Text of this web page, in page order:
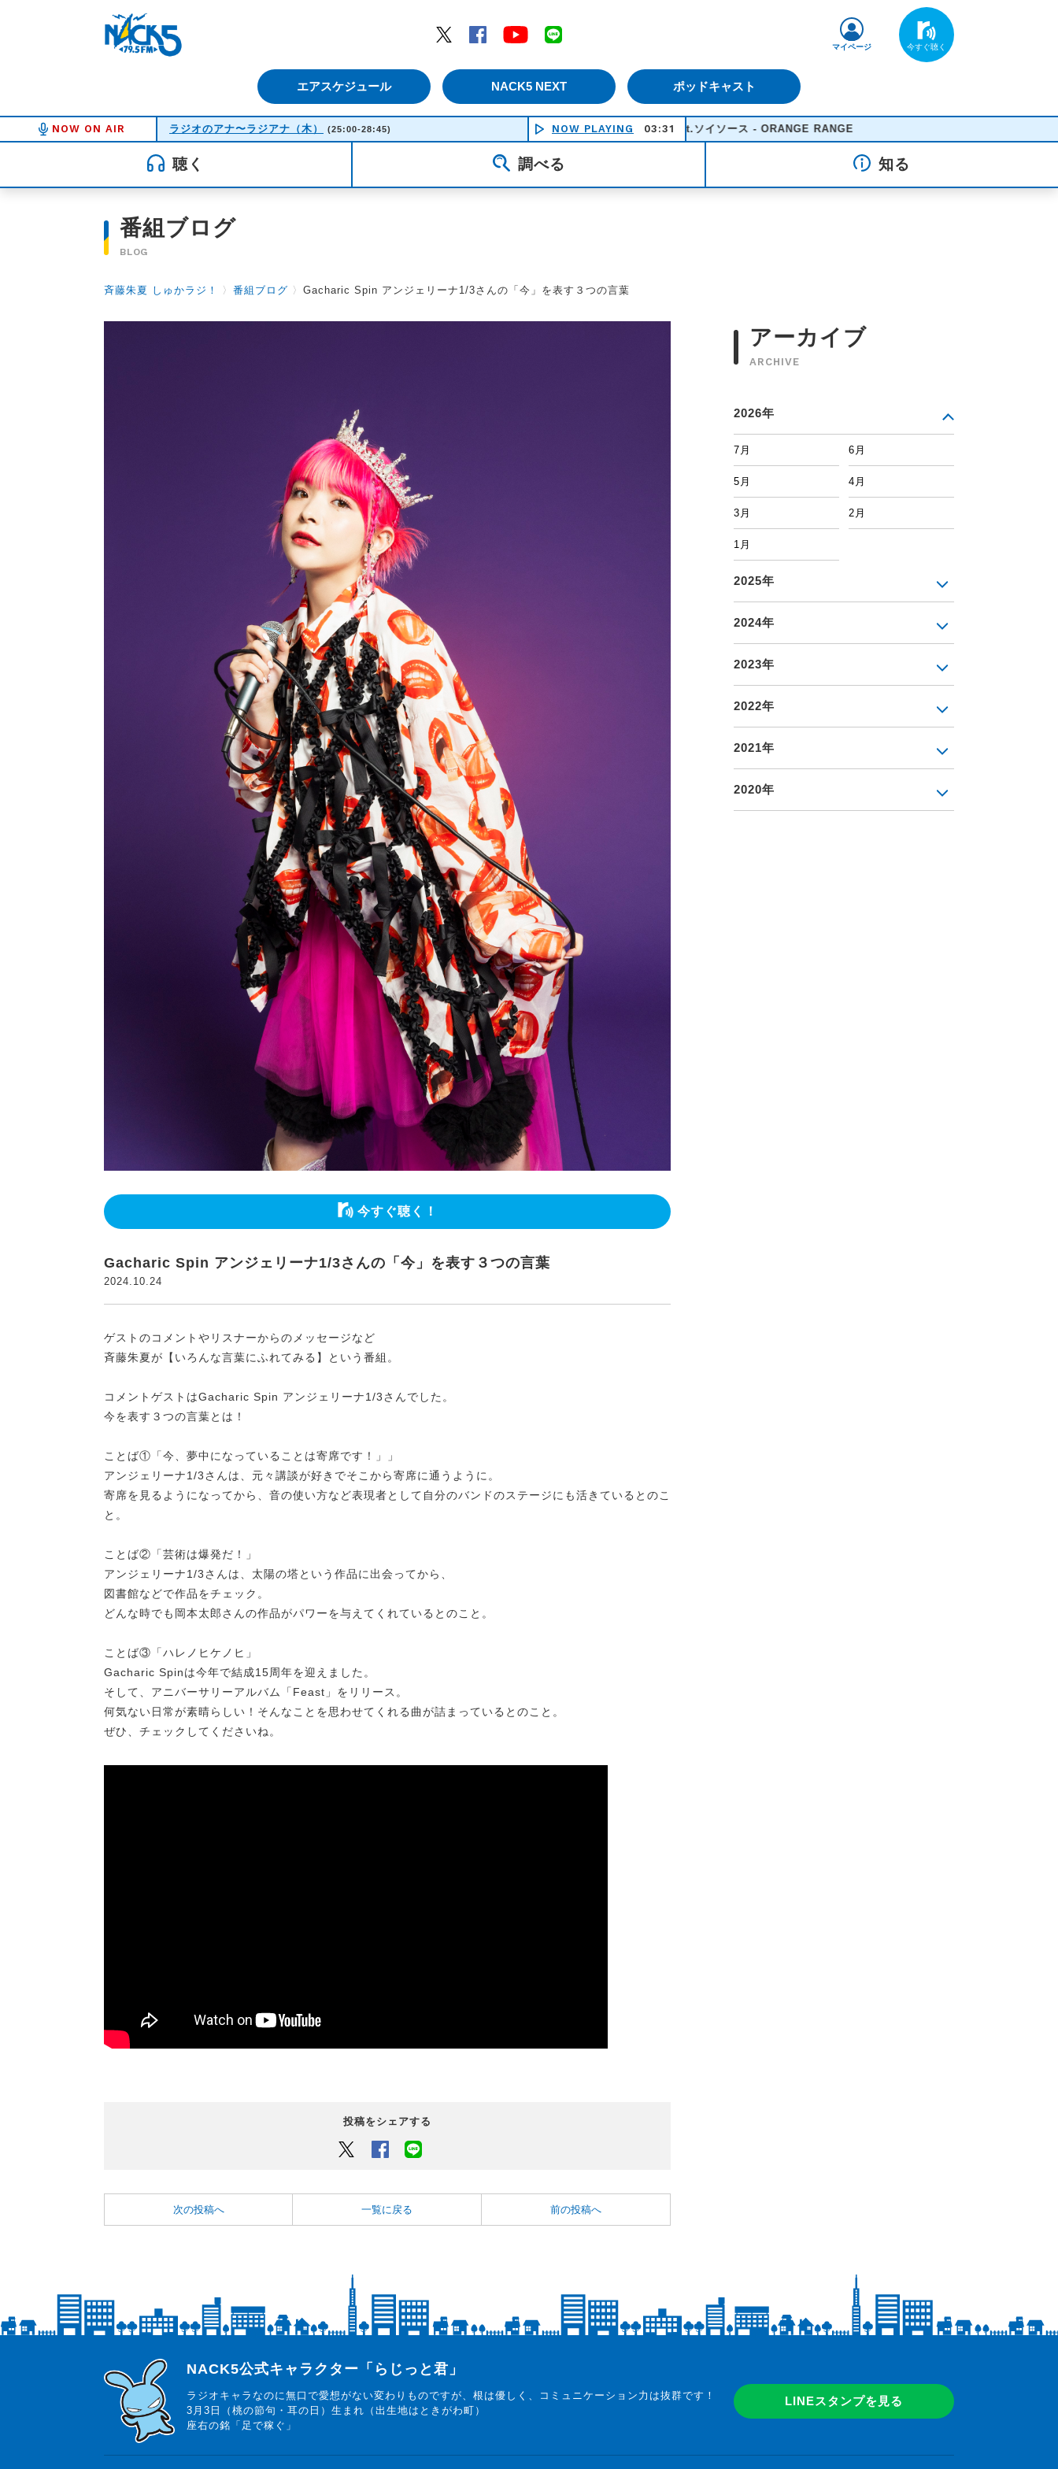
Twitter
Facebook YouTube
エアスケジュール NACK5 NEXT ポッドキャスト
マイページ
NOW ON AIR ラジオのアナ〜ラジアナ（木） (25:00-28:45) NOW PLAYING 03:31
CURRY食べたい feat.ソイソース - ORANGE RANGE
聴く 調べる 知る
番組ブログ
BLOG
斉藤朱夏 しゅかラジ！ 〉 番組ブログ 〉 Gacharic Spin アンジェリーナ1/3さんの「今」を表す３つの言葉
今すぐ聴く！
Gacharic Spin アンジェリーナ1/3さんの「今」を表す３つの言葉
2024.10.24
ゲストのコメントやリスナーからのメッセージなど
斉藤朱夏が【いろんな言葉にふれてみる】という番組。
コメントゲストはGacharic Spin アンジェリーナ1/3さんでした。
今を表す３つの言葉とは！
ことば①「今、夢中になっていることは寄席です！」」
アンジェリーナ1/3さんは、元々講談が好きでそこから寄席に通うように。
寄席を見るようになってから、音の使い方など表現者として自分のバンドのステージにも活きているとのこ
と。
ことば②「芸術は爆発だ！」
アンジェリーナ1/3さんは、太陽の塔という作品に出会ってから、
図書館などで作品をチェック。
どんな時でも岡本太郎さんの作品がパワーを与えてくれているとのこと。
ことば③「ハレノヒケノヒ」
Gacharic Spinは今年で結成15周年を迎えました。
そして、アニバーサリーアルバム「Feast」をリリース。
何気ない日常が素晴らしい！そんなことを思わせてくれる曲が詰まっているとのこと。
ぜひ、チェックしてくださいね。
投稿をシェアする
Twitter Facebook
次の投稿へ 一覧に戻る 前の投稿へ
アーカイブ
ARCHIVE
2026年
7月 6月
5月 4月
3月 2月
1月
2025年
2024年
2023年
2022年
2021年
2020年
らじっと君
NACK5公式キャラクター「らじっと君」
ラジオキャラなのに無口で愛想がない変わりものですが、根は優しく、コミュニケーション力は抜群です！
3月3日（桃の節句・耳の日）生まれ（出生地はときがわ町）
座右の銘「足で稼ぐ」
LINEスタンプを見る